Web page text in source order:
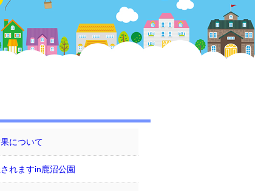
について
れますin鹿沼公園